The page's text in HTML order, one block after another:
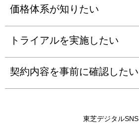
価格体系が知りたい
トライアルを実施したい
契約内容を事前に確認したい
東芝デジタルSNS